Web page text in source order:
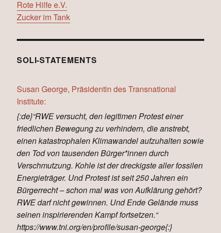
Rote Hilfe e.V.
Zucker im Tank
SOLI-STATEMENTS
Susan George, Präsidentin des Transnational
Institute:
{:de}“RWE versucht, den legitimen Protest einer
friedlichen Bewegung zu verhindern, die anstrebt,
einen katastrophalen Klimawandel aufzuhalten sowie
den Tod von tausenden Bürger*innen durch
Verschmutzung. Kohle ist der dreckigste aller fossilen
Energieträger. Und Protest ist seit 250 Jahren ein
Bürgerrecht – schon mal was von Aufklärung gehört?
RWE darf nicht gewinnen. Und Ende Gelände muss
seinen inspirierenden Kampf fortsetzen.“
https://www.tni.org/en/profile/susan-george{:}